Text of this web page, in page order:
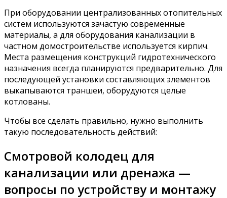
При оборудовании централизованных отопительных
систем используются зачастую современные
материалы, а для оборудования канализации в
частном домостроительстве используется кирпич.
Места размещения конструкций гидротехнического
назначения всегда планируются предварительно. Для
последующей установки составляющих элементов
выкапываются траншеи, оборудуются целые
котлованы.
Чтобы все сделать правильно, нужно выполнить
такую последовательность действий:
Смотровой колодец для
канализации или дренажа —
вопросы по устройству и монтажу